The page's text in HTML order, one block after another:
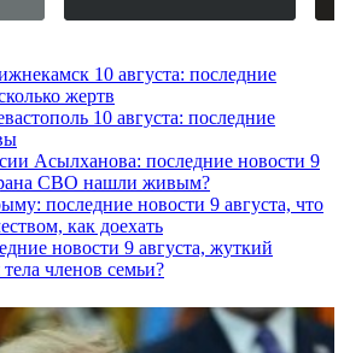
10 августа: последние
жертв
10 августа: последние
Асылханова: последние новости 9
СВО нашли живым?
последние новости 9 августа, что
как доехать
новости 9 августа, жуткий
тела членов семьи?